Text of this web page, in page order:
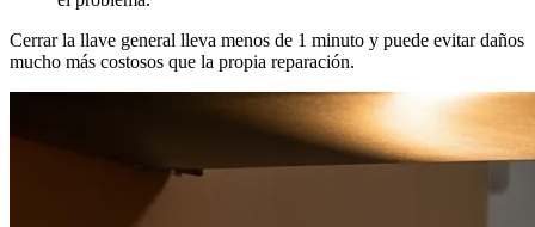
Cerrar la llave general lleva menos de 1 minuto y puede evitar daños
mucho más costosos que la propia reparación.